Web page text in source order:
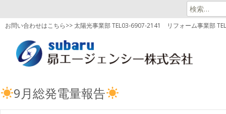
検
索:
お問い合わせはこちら>> 太陽光事業部 TEL03-6907-2141 リフォーム事業部
9月総発電量報告